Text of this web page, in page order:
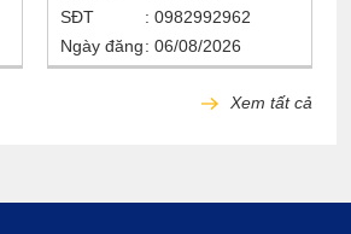
SĐT
0982992962
Ngày đăng
06/08/2026
Xem tất cả